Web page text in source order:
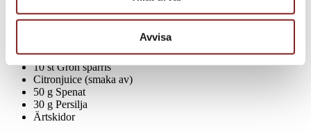
Avvisa
3 st Schalottenlök
200 g Grädde
10 st Grön sparris
Citronjuice (smaka av)
50 g Spenat
30 g Persilja
Ärtskidor